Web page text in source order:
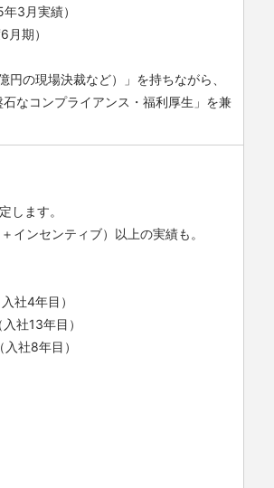
3月実績）
期）
の現場決裁など）」を持ちながら、
なコンプライアンス・福利厚生」を兼
します。
ンセンティブ）以上の実績も。
社4年目）
社13年目）
社8年目）